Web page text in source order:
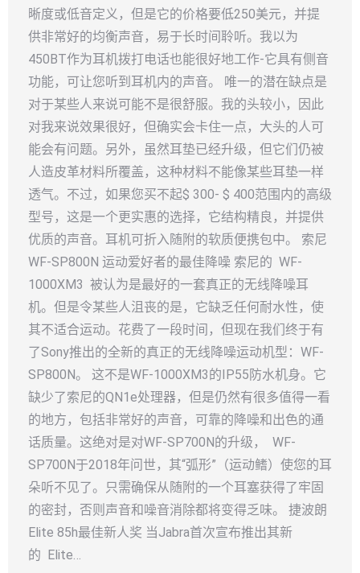
晰度或低音定义，但是它的价格要低250美元，并提
供非常好的均衡声音，易于长时间聆听。我以为
450BT作为耳机拨打电话也能很好地工作-它具有侧音
功能，可让您听到耳机内的声音。 唯一的潜在缺点是
对于某些人来说可能不是很舒服。我的头较小，因此
对我来说效果很好，但确实会卡住一点，大头的人可
能会有问题。另外，虽然耳垫已经升级，但它们仍被
人造皮革材料所覆盖，这种材料不能像某些耳垫一样
透气。不过，如果您买不起$ 300- $ 400范围内的高级
型号，这是一个更实惠的选择，它结构精良，并提供
优质的声音。耳机可折入随附的软质便携包中。 索尼
WF-SP800N 运动爱好者的最佳降噪 索尼的 WF-
1000XM3 被认为是最好的一套真正的无线降噪耳
机。但是令某些人沮丧的是，它缺乏任何耐水性，使
其不适合运动。花费了一段时间，但现在我们终于有
了Sony推出的全新的真正的无线降噪运动机型：WF-
SP800N。 这不是WF-1000XM3的IP55防水机身。它
缺少了索尼的QN1e处理器，但是仍然有很多值得一看
的地方，包括非常好的声音，可靠的降噪和出色的通
话质量。这绝对是对WF-SP700N的升级， WF-
SP700N于2018年问世，其“弧形”（运动鳍）使您的耳
朵听不见了。只需确保从随附的一个耳塞获得了牢固
的密封，否则声音和噪音消除都将变得乏味。 捷波朗
Elite 85h最佳新人奖 当Jabra首次宣布推出其新
的 Elite…